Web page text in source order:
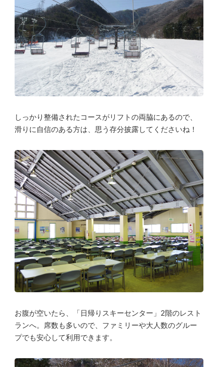
しっかり整備されたコースがリフトの両脇にあるので、
滑りに自信のある方は、思う存分披露してくださいね！
お腹が空いたら、「日帰りスキーセンター」2階のレスト
ランへ。席数も多いので、ファミリーや大人数のグルー
プでも安心して利用できます。